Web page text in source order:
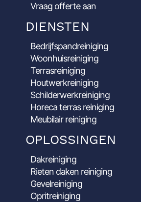
Vraag offerte aan
DIENSTEN
Bedrijfspandreiniging
Woonhuisreiniging
Terrasreiniging
Houtwerkreiniging
Schilderwerkreiniging
Horeca terras reiniging
Meubilair reiniging
OPLOSSINGEN
Dakreiniging
Rieten daken reiniging
Gevelreiniging
Opritreiniging